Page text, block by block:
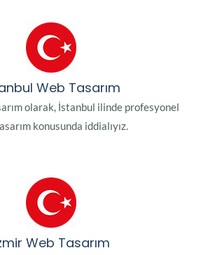
Web Tasarım
olarak, İstanbul ilinde profesyonel
konusunda iddialıyız.
Web Tasarım